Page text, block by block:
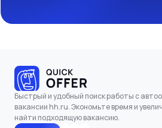
Быстрый и удобный поиск работы с
вакансии hh.ru. Экономьте время и
найти подходящую вакансию.